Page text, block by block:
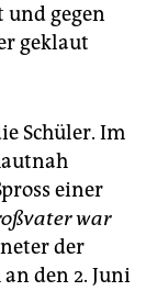
und gegen
geklaut
Schüler. Im
einer
war
der
den 2. Juni